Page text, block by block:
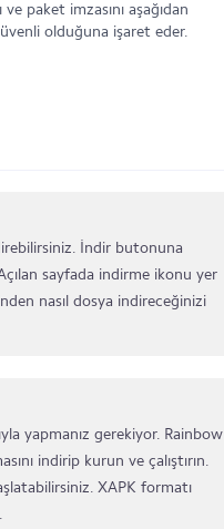
paket imzasını aşağıdan
olduğuna işaret eder.
İndir butonuna
sayfada indirme ikonu yer
nasıl dosya indireceğinizi
yapmanız gerekiyor. Rainbow
indirip kurun ve çalıştırın.
XAPK formatı